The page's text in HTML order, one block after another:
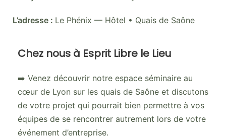
L’adresse : Le Phénix — Hôtel • Quais de Saône
Chez nous à Esprit Libre le Lieu
➡️ Venez découvrir notre espace séminaire au
cœur de Lyon sur les quais de Saône et discutons
de votre projet qui pourrait bien permettre à vos
équipes de se rencontrer autrement lors de votre
événement d’entreprise.